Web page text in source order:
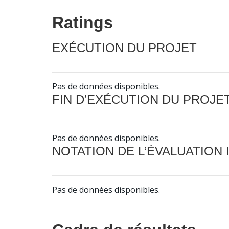
Ratings
EXÉCUTION DU PROJET
Pas de données disponibles.
FIN D’EXÉCUTION DU
Pas de données disponibles.
NOTATION DE
Pas de données disponibles.